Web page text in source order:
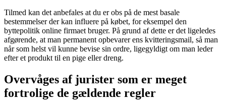
Tilmed kan det anbefales at du er obs på de mest basale
bestemmelser der kan influere på købet, for eksempel den
byttepolitik online firmaet bruger. På grund af dette er det ligeledes
afgørende, at man permanent opbevarer ens kvitteringsmail, så man
når som helst vil kunne bevise sin ordre, ligegyldigt om man leder
efter et produkt til en pige eller dreng.
Overvåges af jurister som er meget
fortrolige de gældende regler